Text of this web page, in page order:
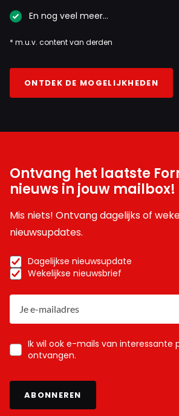
En nog veel meer…
* m.u.v. content van derden
ONTDEK DE MOGELIJKHEDEN
Ontvang het laatste
nieuws in jouw mailbox!
Mis niets! Ontvang dagelijks of
nieuwsupdates.
Dagelijkse nieuwsupdate
Wekelijkse nieuwsbrief
Ik wil ook e-mails van interessante
ontvangen.
ABONNEREN